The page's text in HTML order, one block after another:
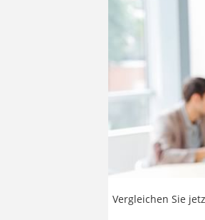
Vergleichen Sie